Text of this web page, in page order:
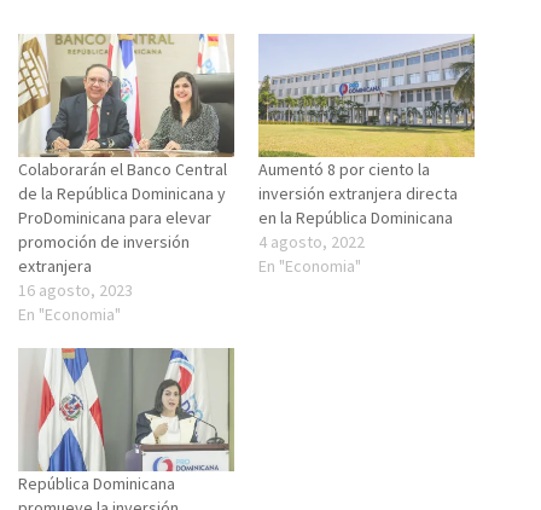
Colaborarán el Banco Central
de la República Dominicana y
ProDominicana para elevar
promoción de inversión
extranjera
16 agosto, 2023
En "Economia"
Aumentó 8 por ciento la
inversión extranjera directa
en la República Dominicana
4 agosto, 2022
En "Economia"
República Dominicana